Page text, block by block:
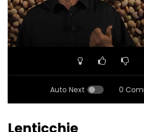
Auto Next 0